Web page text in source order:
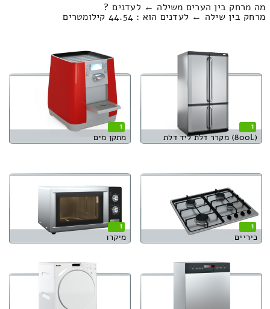
מה מרחק בין הערים משילה ← לעדנים ?
מרחק בין שילה ← לעדנים הוא : 44.54 קילומטרים
1
(800L) מקרר דלת ליד דלת
1
מתקן מים
1
כיריים
1
מיקרו